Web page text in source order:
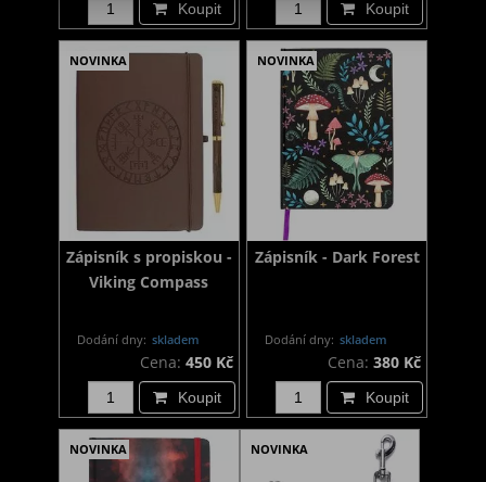
Koupit Koupit
NOVINKA
Zápisník s propiskou -
Viking Compass
Dodání dny: skladem
Cena: 450 Kč
Koupit
NOVINKA
Zápisník - Dark Forest
Dodání dny: skladem
Cena: 380 Kč
Koupit
NOVINKA NOVINKA